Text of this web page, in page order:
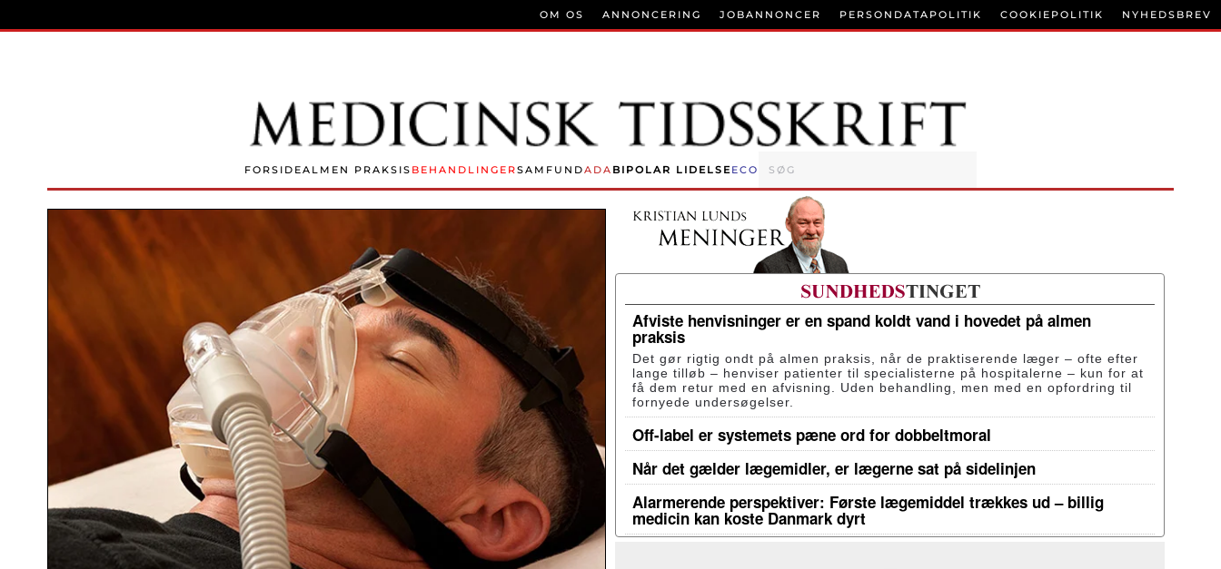
FORSIDEALMEN PRAKSIS BEHANDLINGERSAMFUNDADA BIPOLAR LIDELSE ECO
OM OS ANNONCERING JOBANNONCER PERSONDATAPOLITIK COOKIEPOLITIK NYHEDSBREV
Afviste henvisninger er en spand koldt vand i hovedet på almen
praksis
Det gør rigtig ondt på almen praksis, når de praktiserende læger – ofte efter
lange tilløb – henviser patienter til specialisterne på hospitalerne – kun for at
få dem retur med en afvisning. Uden behandling, men med en opfordring til
fornyede undersøgelser.
Off-label er systemets pæne ord for dobbeltmoral
Når det gælder lægemidler, er lægerne sat på sidelinjen
Alarmerende perspektiver: Første lægemiddel trækkes ud – billig
medicin kan koste Danmark dyrt